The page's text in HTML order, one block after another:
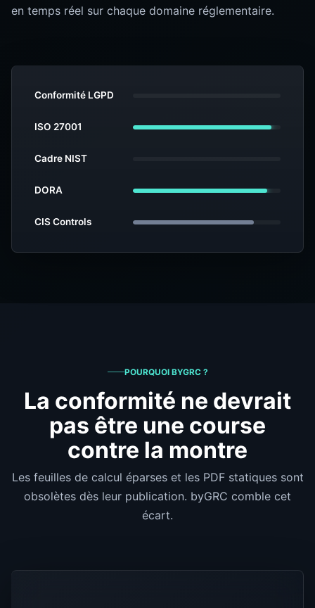
en temps réel sur chaque domaine réglementaire.
Conformité LGPD
ISO 27001
Cadre NIST
DORA
CIS Controls
POURQUOI BYGRC ?
La conformité ne devrait
pas être une course
contre la montre
Les feuilles de calcul éparses et les PDF statiques sont
obsolètes dès leur publication. byGRC comble cet
écart.